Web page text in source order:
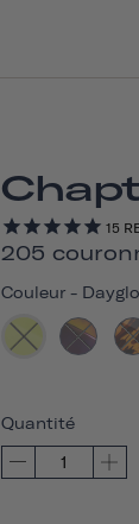
15
205
Couleur -
Quantité